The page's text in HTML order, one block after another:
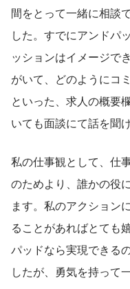
間をとって一緒に相談
した。すでにアンドパ
ッションはイメージで
がいて、どのようにコ
といった、求人の概要
いても面談にて話を聞
私の仕事観として、仕
のためより、誰かの役
ます。私のアクション
ることがあればとても
パッドなら実現できる
したが、勇気を持って